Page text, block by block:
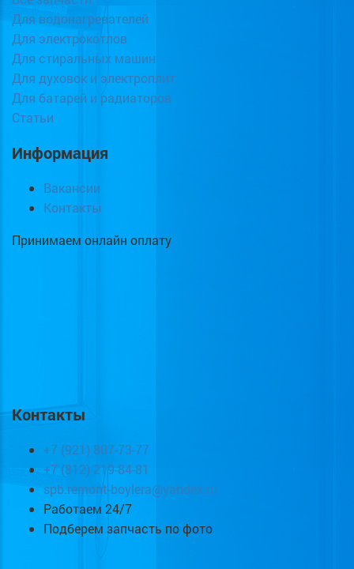
Для водонагревателей
Для электрокотлов
Для стиральных машин
Для духовок и электроплит
Для батарей и радиаторов
Статьи
Информация
Вакансии
Контакты
Принимаем онлайн оплату
Контакты
+7 (921) 807-73-77
+7 (812) 219-84-81
spb.remont-boylera@yandex.ru
Работаем 24/7
Подберем запчасть по фото